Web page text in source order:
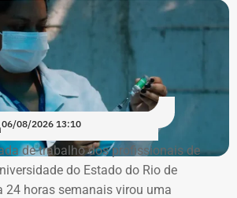
06/08/2026 13:10
de trabalho dos profissionais de
do Estado do Rio de
24 horas semanais virou uma